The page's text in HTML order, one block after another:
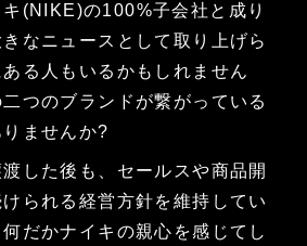
(NIKE)の100%子会社と成り
なニュースとして取り上げら
る人もいるかもしれません
つのブランドが繋がっている
ませんか?
した後も、セールスや商品開
られる経営方針を維持してい
だかナイキの親心を感じてし